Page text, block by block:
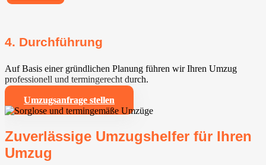
4. Durchführung
Auf Basis einer gründlichen Planung führen wir Ihren Umzug
professionell und termingerecht durch.
Umzugsanfrage stellen
Zuverlässige Umzugshelfer für Ihren
Umzug